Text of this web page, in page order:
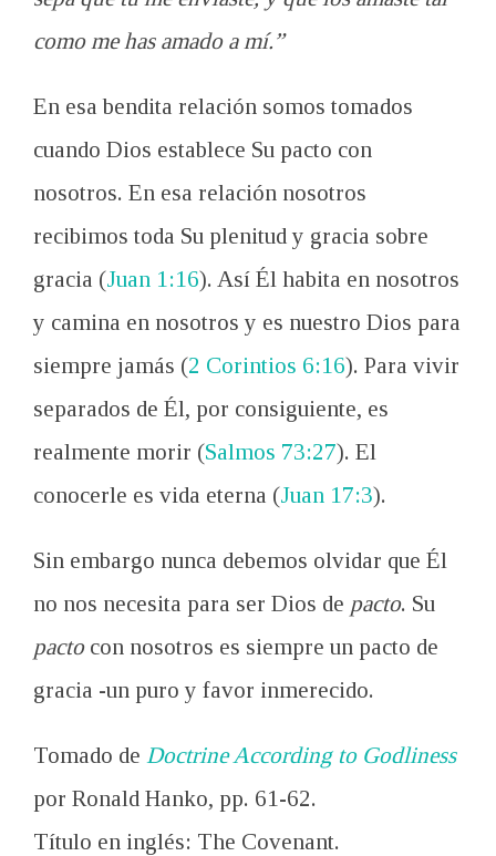
como me has amado a mí.”
En esa bendita relación somos tomados
cuando Dios establece Su pacto con
nosotros. En esa relación nosotros
recibimos toda Su plenitud y gracia sobre
gracia (Juan 1:16). Así Él habita en nosotros
y camina en nosotros y es nuestro Dios para
siempre jamás (2 Corintios 6:16). Para vivir
separados de Él, por consiguiente, es
realmente morir (Salmos 73:27). El
conocerle es vida eterna (Juan 17:3).
Sin embargo nunca debemos olvidar que Él
no nos necesita para ser Dios de pacto. Su
pactocon nosotros es siempre un pacto de
gracia -un puro y favor inmerecido.
Tomado de Doctrine According to Godliness
por Ronald Hanko, pp. 61-62.
Título en inglés: The Covenant.